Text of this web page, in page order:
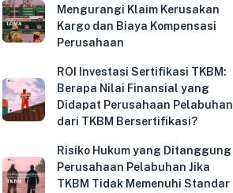
Mengurangi Klaim Kerusakan
Kargo dan Biaya Kompensasi
Perusahaan
ROI Investasi Sertifikasi TKBM:
Berapa Nilai Finansial yang
Didapat Perusahaan Pelabuhan
dari TKBM Bersertifikasi?
Risiko Hukum yang Ditanggung
Perusahaan Pelabuhan Jika
TKBM Tidak Memenuhi Standar